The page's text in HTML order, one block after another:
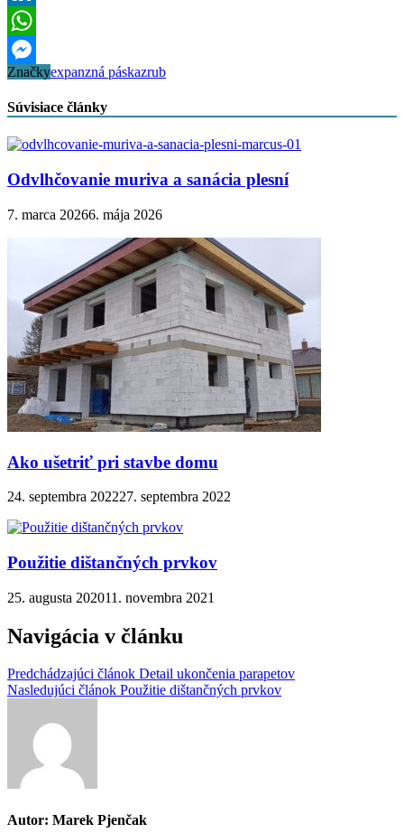
LinkedIn
WhatsApp
Messenger
Značkyexpanzná páskazrub
Súvisiace články
Odvlhčovanie muriva a sanácia plesní
7. marca 20266. mája 2026
Ako ušetriť pri stavbe domu
24. septembra 202227. septembra 2022
Použitie dištančných prvkov
25. augusta 202011. novembra 2021
Navigácia v článku
Predchádzajúci článok Detail ukončenia parapetov
Nasledujúci článok Použitie dištančných prvkov
Autor: Marek Pjenčak